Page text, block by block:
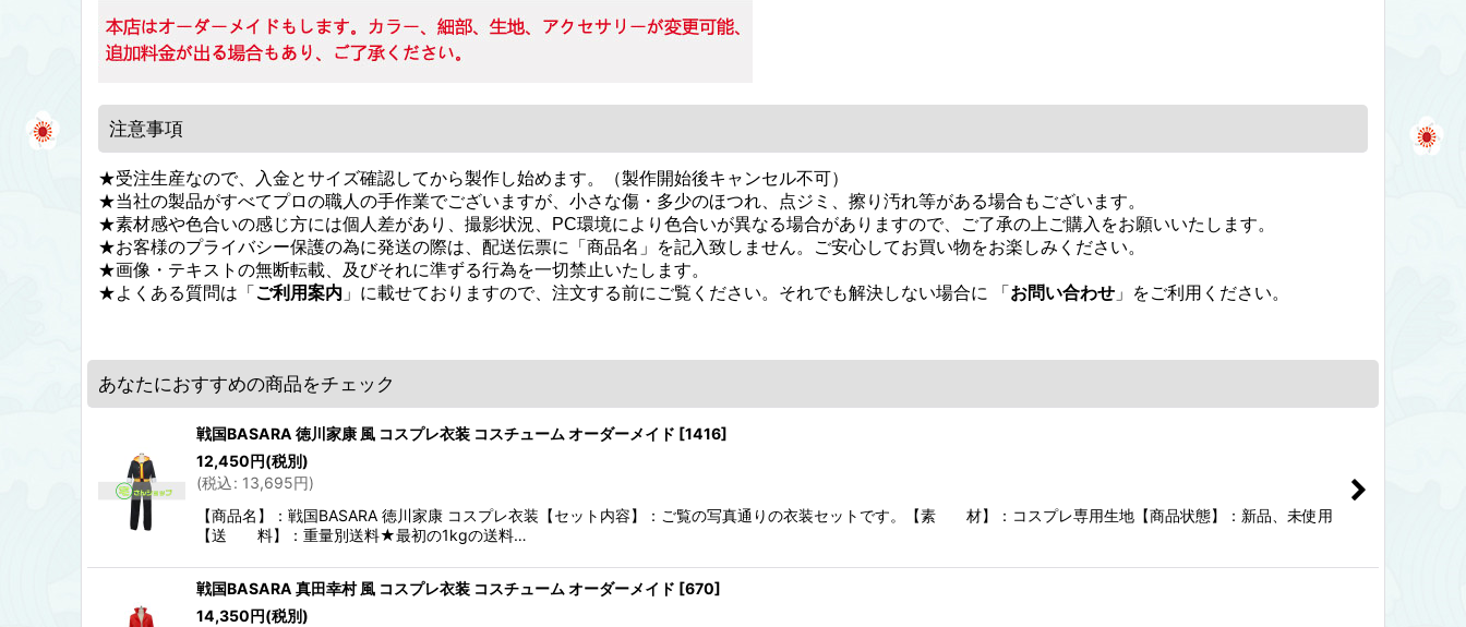
注意事項
★受注生産なので、入金とサイズ確認してから製作し始めます。（製作開始後キャンセル不可）
★当社の製品がすべてプロの職人の手作業でございますが、小さな傷・多少のほつれ、点ジミ、擦り汚れ等がある場合もございます。
★素材感や色合いの感じ方には個人差があり、撮影状況、PC環境により色合いが異なる場合がありますので、ご了承の上ご購入をお願いいたします。
★お客様のプライバシー保護の為に発送の際は、配送伝票に「商品名」を記入致しません。ご安心してお買い物をお楽しみください。
★画像・テキストの無断転載、及びそれに準ずる行為を一切禁止いたします。
★よくある質問は「 ご利用案内 」に載せておりますので、注文する前にご覧ください。それでも解決しない場合に 「 お問い合わせ 」をご利用ください。
あなたにおすすめの商品をチェック
戦国BASARA 徳川家康 風 コスプレ衣装 コスチューム オーダーメイド [1416]
12,450円(税別)
(税込: 13,695円)
【商品名】：戦国BASARA 徳川家康 コスプレ衣装【セット内容】：ご覧の写真通りの衣装セットです。【素 材】：コスプレ専用生地【商品状態】：新品、未使用
【送 料】：重量別送料★最初の1kgの送料…
戦国BASARA 真田幸村 風 コスプレ衣装 コスチューム オーダーメイド [670]
14,350円(税別)